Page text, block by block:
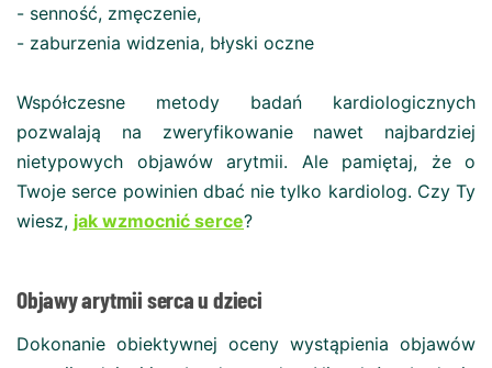
- senność, zmęczenie,
- zaburzenia widzenia, błyski oczne
Współczesne metody badań kardiologicznych
pozwalają na zweryfikowanie nawet najbardziej
nietypowych objawów arytmii. Ale pamiętaj, że o
Twoje serce powinien dbać nie tylko kardiolog. Czy Ty
wiesz, jak wzmocnić serce?
Objawy arytmii serca u dzieci
Dokonanie obiektywnej oceny wystąpienia objawów